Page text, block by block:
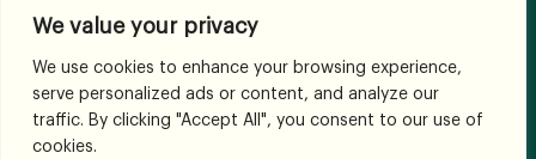
We value your privacy
We use cookies to enhance your browsing experience,
serve personalized ads or content, and analyze our
traffic. By clicking "Accept All", you consent to our use of
cookies.
© 2026
All Rights Reserved.
เงื่อนไขและข้อตกลง